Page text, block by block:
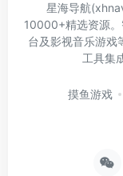
星海导航
10000+精选资源
台及影视音乐游戏
工具集
摸鱼游戏